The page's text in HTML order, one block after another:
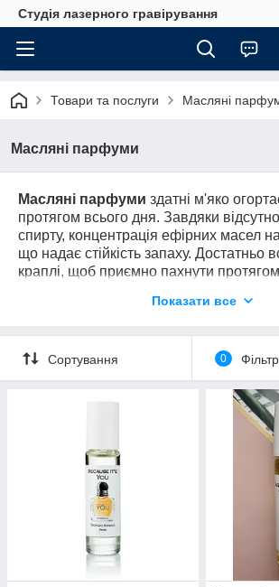
Студія лазерного гравірування
Товари та послуги Масляні
Масляні парфуми
Масляні парфуми здатні м'яко
протягом всього дня. Завдяки
спирту, концентрація ефірних масел
що надає стійкість запаху. Достатньо
краплі, щоб приємно пахнути
насиченими ароматами.
Спосіб застосування:наносити
шкіру зап'ястя, ліктьових згинів і шиї.
Показати все
Сортування 0